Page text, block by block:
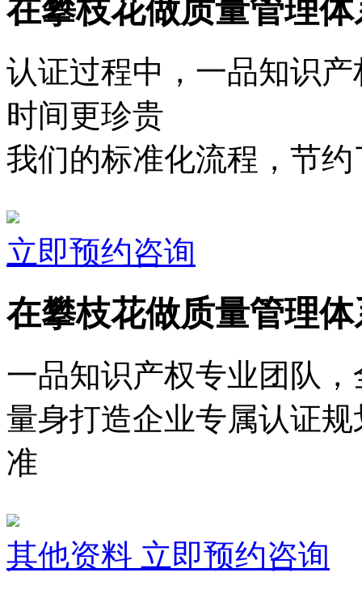
在攀枝花做质量管理
认证过程中，一品知识
时间更珍贵
我们的标准化流程，节
立即预约咨询
在攀枝花做质量管理
一品知识产权专业团队
量身打造企业专属认证
准
其他资料 立即预约咨询